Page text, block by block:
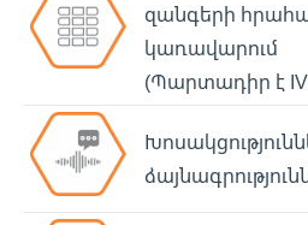
զանգերի
կառավարում
(Պարտադիր է